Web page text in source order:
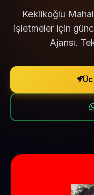
Keklikoğlu
işletmeler için
Ajansı.